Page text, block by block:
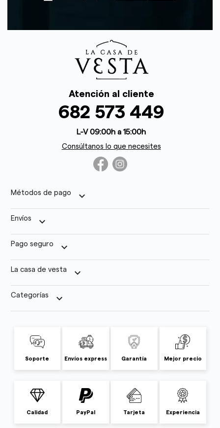
Atención al cliente
682 573 449
L-V 09:00h a 15:00h
Consúltanos lo que necesites
Métodos de pago keyboard_arrow_down
Envíos keyboard_arrow_down
Pago seguro keyboard_arrow_down
La casa de vesta keyboard_arrow_down
Categorías keyboard_arrow_down
Soporte Envíos express Garantía Mejor precio
Calidad PayPal Tarjeta Experiencia